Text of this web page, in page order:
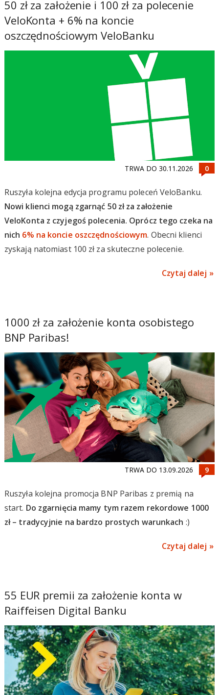
50 zł za założenie i 100 zł za polecenie
VeloKonta + 6% na koncie
oszczędnościowym VeloBanku
TRWA DO 30.11.2026
Ruszyła kolejna edycja programu poleceń VeloBanku.
Nowi klienci mogą zgarnąć 50 zł za założenie
VeloKonta z czyjegoś polecenia. Oprócz tego czeka na
nich 6% na koncie oszczędnościowym. Obecni klienci
zyskają natomiast 100 zł za skuteczne polecenie.
Czytaj dalej
1000 zł za założenie konta osobistego
BNP Paribas!
TRWA DO 13.09.2026
Ruszyła kolejna promocja BNP Paribas z premią na
start. Do zgarnięcia mamy tym razem rekordowe 1000
zł – tradycyjnie na bardzo prostych warunkach :)
Czytaj dalej
55 EUR premii za założenie konta w
Raiffeisen Digital Banku